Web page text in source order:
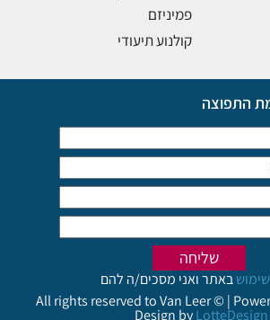
פמיניזם
קולנוע תיעודי
התפוצה
באתר ואני מסכים/ה להם
All rights reserved to Van Leer © |
Design byLotteDesign